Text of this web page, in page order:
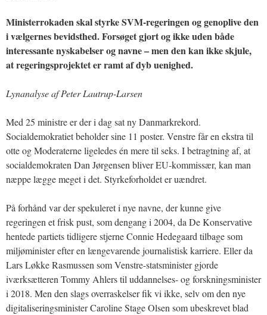
Ministerrokaden skal styrke SVM-regeringen og genoplive den
i vælgernes bevidsthed. Forsøget gjort og ikke uden både
interessante nyskabelser og navne – men den kan ikke skjule,
at regeringsprojektet er ramt af dyb uenighed.
Lynanalyse af Peter Lautrup-Larsen
Med 25 ministre er der i dag sat ny Danmarkrekord.
Socialdemokratiet beholder sine 11 poster. Venstre får en ekstra til
otte og Moderaterne ligeledes én mere til seks. I betragtning af, at
socialdemokraten Dan Jørgensen bliver EU-kommissær, kan man
næppe lægge meget i det. Styrkeforholdet er uændret.
På forhånd var der spekuleret i nye navne, der kunne give
regeringen et frisk pust, som dengang i 2004, da De Konservative
hentede partiets tidligere stjerne Connie Hedegaard tilbage som
miljøminister efter en længevarende journalistisk karriere. Eller da
Lars Løkke Rasmussen som Venstre-statsminister gjorde
iværksætteren Tommy Ahlers til uddannelses- og forskningsminister
i 2018. Men den slags overraskelser fik vi ikke, selv om den nye
digitaliseringsminister Caroline Stage Olsen som ubeskrevet blad